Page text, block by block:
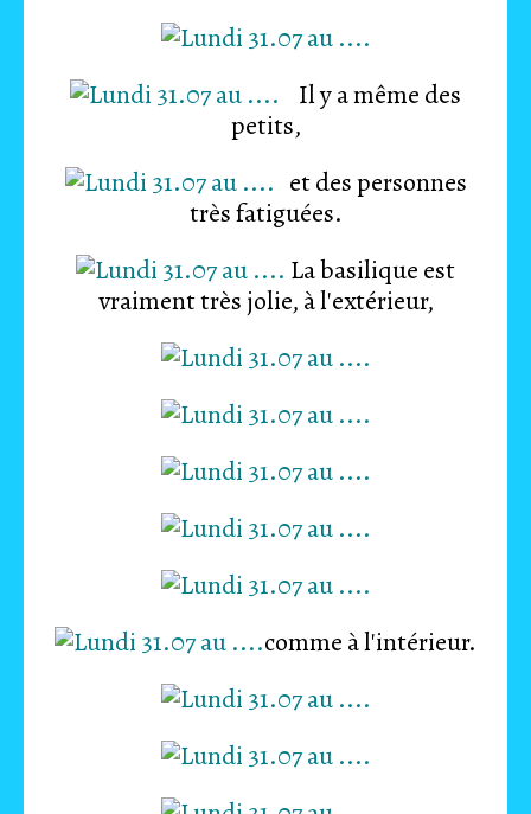
Il y a même des
petits,
et des personnes
très fatiguées.
La basilique est
vraiment très jolie, à l'extérieur,
comme à l'intérieur.